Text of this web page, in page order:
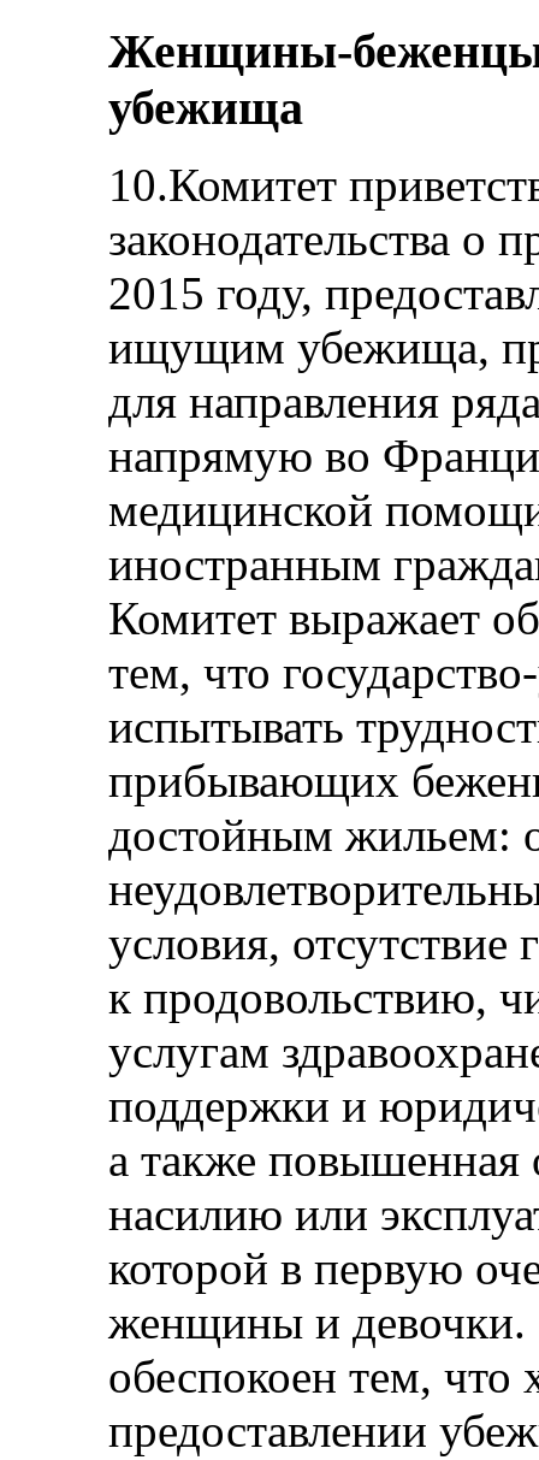
Женщины-
убежища
10.Комитет
законодательства о
2015 году,
ищущим убежища,
для направления
напрямую во
медицинской
иностранным
Комитет выражает
тем, что
испытывать
прибывающих
достойным жильем:
условия, отсутствие
к продовольствию,
услугам
поддержки и
а также повышенная
насилию или
которой в первую
женщины и девочки.
обеспокоен тем, что
предоставлении